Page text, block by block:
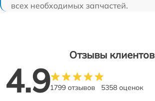
всех необходимых запчастей.
Отзывы клиентов
4.91799 отзывов 5358 оценок